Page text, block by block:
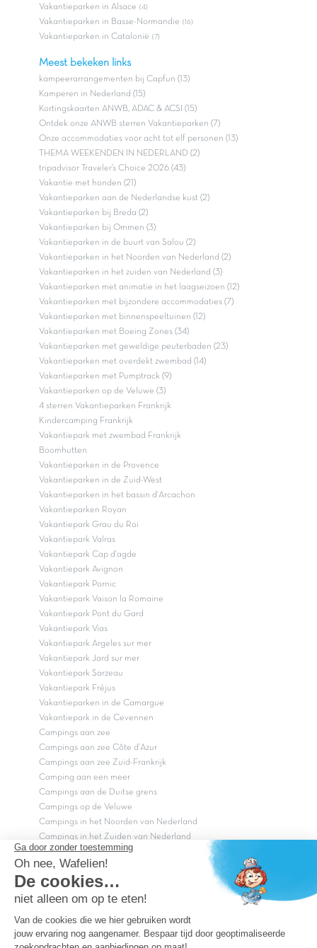
Vakantieparken in Alsace (4)
Vakantieparken in Basse-Normandie (16)
Vakantieparken in Catalonië (7)
Meest bekeken links
kampeerarrangementen bij Capfun (13)
Kamperen in Nederland (15)
Kortingskaarten ANWB, ADAC & ACSI (15)
Ontdek onze ANWB sterren Vakantieparken (7)
Onze accommodaties voor acht tot elf personen (13)
THEMA WEEKENDEN IN NEDERLAND (2)
tripadvisor Traveler’s Choice 2026 (43)
Vakantie met honden (21)
Vakantieparken aan de Nederlandse kust (2)
Vakantieparken bij Breda (2)
Vakantieparken bij Ommen (3)
Vakantieparken in de buurt van Salou (2)
Vakantieparken in het Noorden van Nederland (2)
Vakantieparken in het zuiden van Nederland (3)
Vakantieparken met animatie in het laagseizoen (12)
Vakantieparken met bijzondere accommodaties (7)
Vakantieparken met binnenspeeltuinen (12)
Vakantieparken met Boeing Zones (34)
Vakantieparken met geweldige peuterbaden (23)
Vakantieparken met overdekt zwembad (14)
Vakantieparken met Pumptrack (9)
Vakantieparken op de Veluwe (3)
4 sterren Vakantieparken Frankrijk
Kindercamping Frankrijk
Vakantiepark met zwembad Frankrijk
Boomhutten
Vakantieparken in de Provence
Vakantieparken in de Zuid-West
Vakantieparken in het bassin d'Arcachon
Vakantieparken Royan
Vakantiepark Grau du Roi
Vakantiepark Valras
Vakantiepark Cap d'agde
Vakantiepark Avignon
Vakantiepark Pornic
Vakantiepark Vaison la Romaine
Vakantiepark Pont du Gard
Vakantiepark Vias
Vakantiepark Argeles sur mer
Vakantiepark Jard sur mer
Vakantiepark Sarzeau
Vakantiepark Fréjus
Vakantieparken in de Camargue
Vakantiepark in de Cevennen
Campings aan zee
Campings aan zee Côte d'Azur
Campings aan zee Zuid-Frankrijk
Camping aan een meer
Campings aan de Duitse grens
Campings op de Veluwe
Campings in het Noorden van Nederland
Campings in het Zuiden van Nederland
Copyright Capfun 2026 ©
Bij Capfun solliciteren
Veelgestelde vragen
Capfun in de media